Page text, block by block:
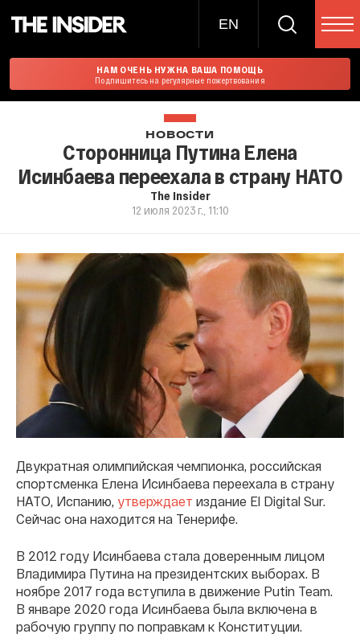
EN
НАМ ОЧЕНЬ НУЖНА ВАША ПОМОЩЬ
Подпишитесь на регулярные пожертвования
НОВОСТИ
Сторонница Путина Елена
Исинбаева переехала в страну НАТО
The Insider
12 июля 2023 г., 11:10
Двукратная олимпийская чемпионка, российская
спортсменка Елена Исинбаева переехала в страну
НАТО, Испанию, утверждает издание El Digital Sur.
Сейчас она находится на Тенерифе.
В 2012 году Исинбаева стала доверенным лицом
Владимира Путина на президентских выборах. В
ноябре 2017 года вступила в движение Putin Team.
В январе 2020 года Исинбаева была включена в
рабочую группу по поправкам к Конституции.